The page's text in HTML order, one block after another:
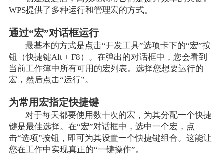
WPS提供了多种运行和管理宏的方式。
通过“宏”对话框运行
最基本的方式是点击“开发工具”选项卡下的“宏”按
钮（快捷键Alt + F8）。在弹出的对话框中，您会看到
当前工作簿中所有可用的宏列表。选择您想要运行的
宏，然后点击“运行”。
为常用宏指定快捷键
对于每天都要使用数十次的宏，为其分配一个快捷
键是最佳选择。在“宏”对话框中，选中一个宏，点
击“选项”按钮，即可为其设置一个快捷键组合。这能让
您在工作中实现真正的“一键操作”。